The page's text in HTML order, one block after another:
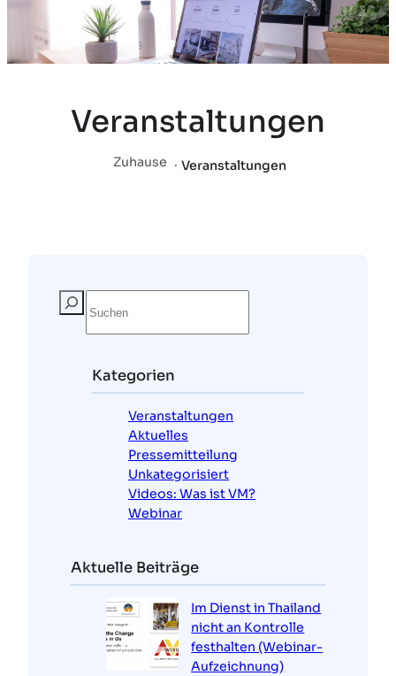
Veranstaltungen
Zuhause . Veranstaltungen
Kategorien
Veranstaltungen
Aktuelles
Pressemitteilung
Unkategorisiert
Videos: Was ist VM?
Webinar
Aktuelle Beiträge
Im Dienst in Thailand
nicht an Kontrolle
festhalten (Webinar-
Aufzeichnung)